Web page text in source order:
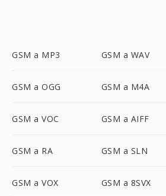
GSM a MP3 GSM a WAV
GSM a OGG GSM a M4A
GSM a VOC GSM a AIFF
GSM a RA GSM a SLN
GSM a VOX GSM a 8SVX